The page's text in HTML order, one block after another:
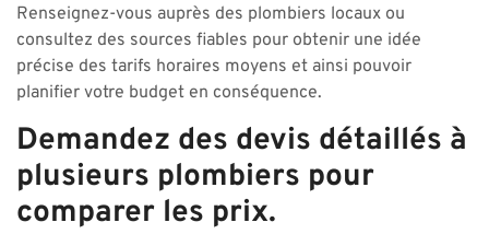
Renseignez-vous auprès des plombiers locaux ou
consultez des sources fiables pour obtenir une idée
précise des tarifs horaires moyens et ainsi pouvoir
planifier votre budget en conséquence.
Demandez des devis détaillés à
plusieurs plombiers pour
comparer les prix.